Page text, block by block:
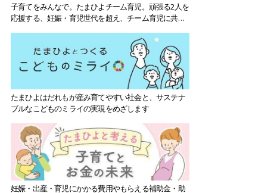
子育てをみんなで。たまひよチーム育児。頑張る2人を
応援する、妊娠・育児世代を超え、チーム育児に共感
たまひよはだれもが産み育てやすい社会と、サステナ
ブルなこどものミライの実現をめざします
妊娠・出産・育児にかかる費用やもらえる補助金・助